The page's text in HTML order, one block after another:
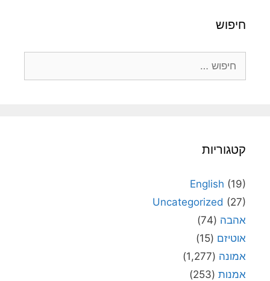
חיפוש
קטגוריות
English (19)
Uncategorized (27)
אהבה (74)
אוטיזם (15)
אמונה (1,277)
אמנות (253)